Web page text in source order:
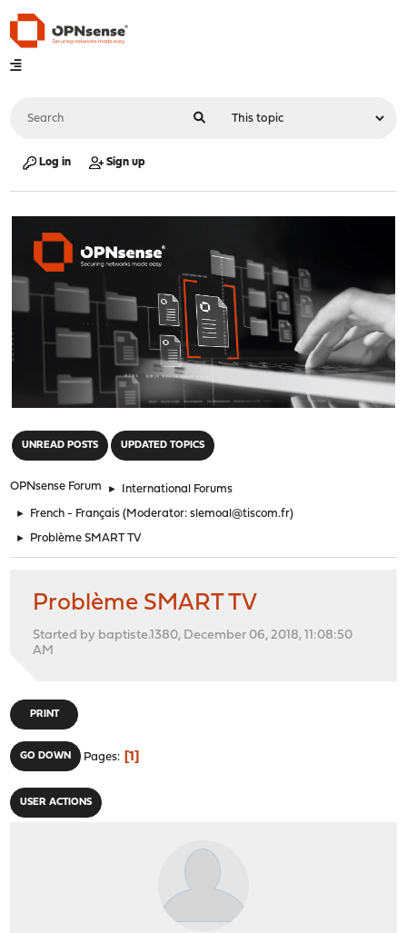
Log in Sign up
UNREAD POSTS UPDATED TOPICS
OPNsense Forum ► International Forums
► French - Français (Moderator:slemoal@tiscom.fr)
► Problème SMART TV
Problème SMART TV
Started by baptiste.1380, December 06, 2018, 11:08:50
AM
PRINT
GO DOWN Pages 1
USER ACTIONS